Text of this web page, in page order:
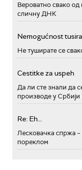
Вероватно свако од
сличну ДНК
Nemogućnost
Не туширате се
Cestitke za uspeh
Да ли сте знали да
производе у Србији
Re: Eh...
Лесковачка спржа
пореклом